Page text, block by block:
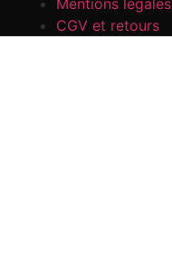
CGV et retours